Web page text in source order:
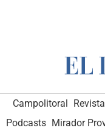
Campolitoral
Podcasts Mirador